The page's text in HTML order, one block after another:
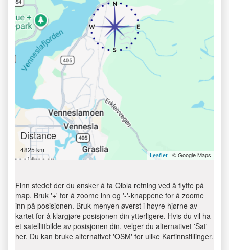
Distance
4825 km
Leaflet | © Google Maps
Finn stedet der du ønsker å ta Qibla retning ved å flytte på
map. Bruk '+' for å zoome inn og '-'-knappene for å zoome
inn på posisjonen. Bruk menyen øverst i høyre hjørne av
kartet for å klargjøre posisjonen din ytterligere. Hvis du vil ha
et satellittbilde av posisjonen din, velger du alternativet 'Sat'
her. Du kan bruke alternativet 'OSM' for ulike Kartinnstillinger.